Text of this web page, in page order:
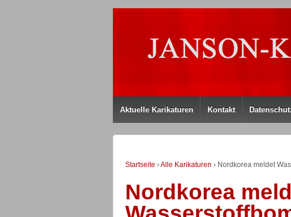
Aktuelle Karikaturen Kontakt
Startseite ›Alle Karikaturen › Nordkorea meldet
Nordkorea